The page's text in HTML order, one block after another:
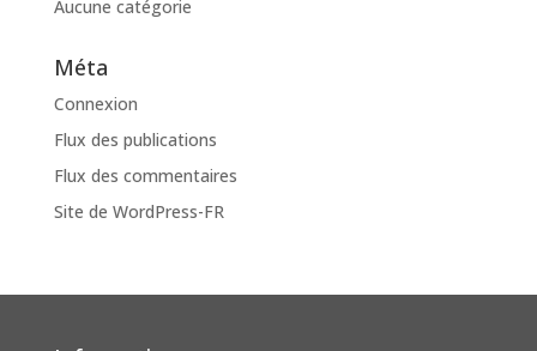
Aucune catégorie
Méta
Connexion
Flux des publications
Flux des commentaires
Site de WordPress-FR